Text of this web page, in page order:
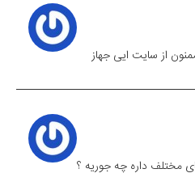
از سایت ایی جهاز
مختلف داره چه جوریه ؟